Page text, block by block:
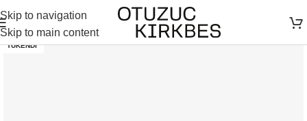
Skip to navigation
Skip to main content
TÜKENDI